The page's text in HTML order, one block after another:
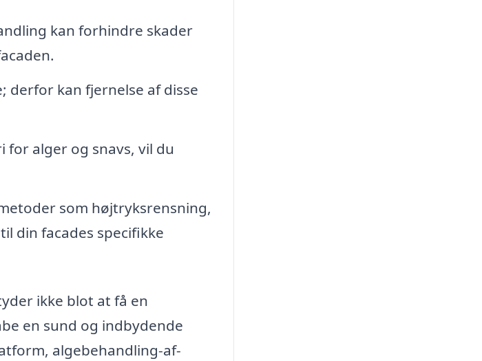
kan forhindre skader
derfor kan fjernelse af disse
for alger og snavs, vil du
som højtryksrensning,
din facades specifikke
ikke blot at få en
en sund og indbydende
algebehandling-af-